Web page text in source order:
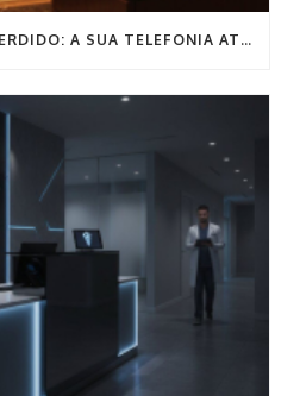
O CUSTO DO SIGILO PERDIDO: A SUA TELEFONIA ATUAL PODE COMPROMETER O SEU ESCRITÓRIO?